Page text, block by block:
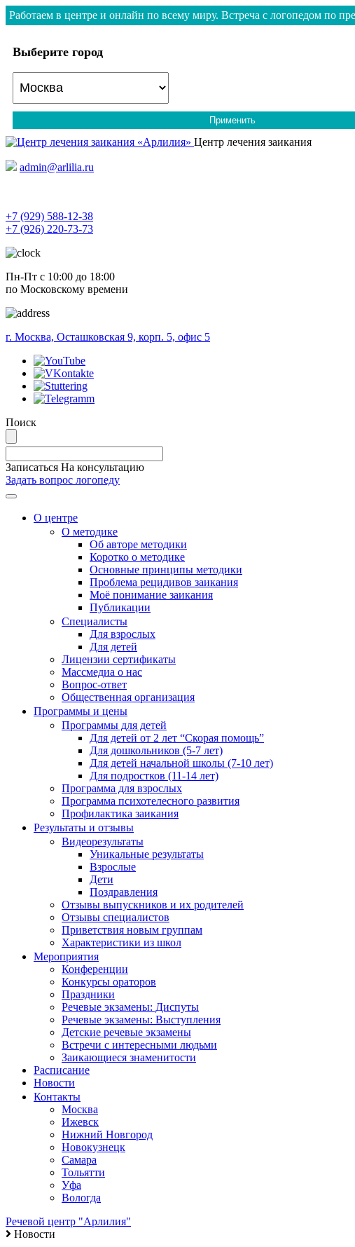
Работаем в центре и онлайн по всему миру. Встреча с логопедом по
Выберите город
Применить
Центр лечения заикания
admin@arlilia.ru
+7 (929) 588-12-38
+7 (926) 220-73-73
Пн-Пт с 10:00 до 18:00
по Московскому времени
г. Москва, Осташковская 9, корп. 5, офис 5
Поиск
Записаться На консультацию
Задать вопрос логопеду
Меню
О центре
О методике
Об авторе методики
Коротко о методике
Основные принципы методики
Проблема рецидивов заикания
Моё понимание заикания
Публикации
Специалисты
Для взрослых
Для детей
Лицензии сертификаты
Массмедиа о нас
Вопрос-ответ
Общественная организация
Программы и цены
Программы для детей
Для детей от 2 лет “Скорая помощь”
Для дошкольников (5-7 лет)
Для детей начальной школы (7-10 лет)
Для подростков (11-14 лет)
Программа для взрослых
Программа психотелесного развития
Профилактика заикания
Результаты и отзывы
Видеорезультаты
Уникальные результаты
Взрослые
Дети
Поздравления
Отзывы выпускников и их родителей
Отзывы специалистов
Приветствия новым группам
Характеристики из школ
Мероприятия
Конференции
Конкурсы ораторов
Праздники
Речевые экзамены: Диспуты
Речевые экзамены: Выступления
Детские речевые экзамены
Встречи с интересными людьми
Заикающиеся знаменитости
Расписание
Новости
Контакты
Москва
Ижевск
Нижний Новгород
Новокузнецк
Самара
Тольятти
Уфа
Вологда
Речевой центр "Арлилия"
Новости